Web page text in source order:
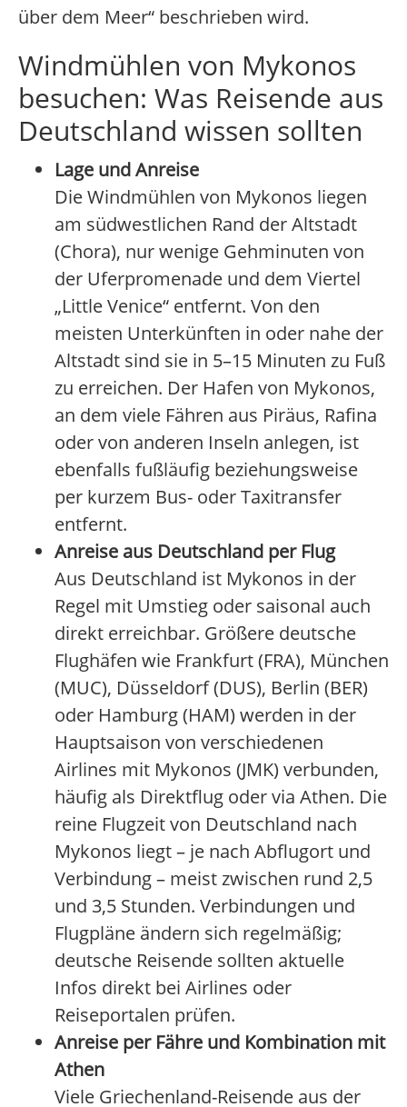
über dem Meer“ beschrieben wird.
Windmühlen von Mykonos
besuchen: Was Reisende aus
Deutschland wissen sollten
Lage und Anreise
Die Windmühlen von Mykonos liegen
am südwestlichen Rand der Altstadt
(Chora), nur wenige Gehminuten von
der Uferpromenade und dem Viertel
„Little Venice“ entfernt. Von den
meisten Unterkünften in oder nahe der
Altstadt sind sie in 5–15 Minuten zu Fuß
zu erreichen. Der Hafen von Mykonos,
an dem viele Fähren aus Piräus, Rafina
oder von anderen Inseln anlegen, ist
ebenfalls fußläufig beziehungsweise
per kurzem Bus- oder Taxitransfer
entfernt.
Anreise aus Deutschland per Flug
Aus Deutschland ist Mykonos in der
Regel mit Umstieg oder saisonal auch
direkt erreichbar. Größere deutsche
Flughäfen wie Frankfurt (FRA), München
(MUC), Düsseldorf (DUS), Berlin (BER)
oder Hamburg (HAM) werden in der
Hauptsaison von verschiedenen
Airlines mit Mykonos (JMK) verbunden,
häufig als Direktflug oder via Athen. Die
reine Flugzeit von Deutschland nach
Mykonos liegt – je nach Abflugort und
Verbindung – meist zwischen rund 2,5
und 3,5 Stunden. Verbindungen und
Flugpläne ändern sich regelmäßig;
deutsche Reisende sollten aktuelle
Infos direkt bei Airlines oder
Reiseportalen prüfen.
Anreise per Fähre und Kombination mit
Athen
Viele Griechenland-Reisende aus der